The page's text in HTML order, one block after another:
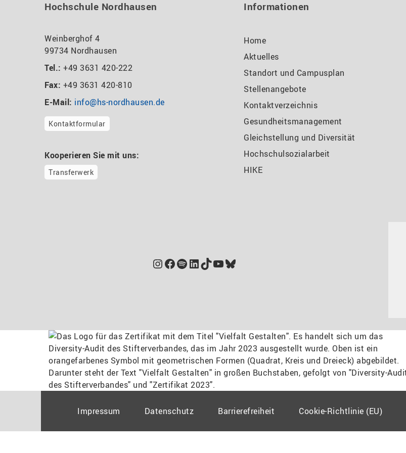
Hochschule Nordhausen
Weinberghof 4
99734 Nordhausen
Tel.: +49 3631 420-222
Fax: +49 3631 420-810
E-Mail: info@hs-nordhausen.de
Kontaktformular
Kooperieren Sie mit uns:
Transferwerk
Informationen
Home
Aktuelles
Standort und Campusplan
Stellenangebote
Kontaktverzeichnis
Gesundheitsmanagement
Gleichstellung und Diversität
Hochschulsozialarbeit
HIKE
Instagram
Facebook
Spotify
LinkedIn
TikTok
YouTube
Bluesky
Impressum Datenschutz Barrierefreiheit Cookie-Richtlinie (EU)